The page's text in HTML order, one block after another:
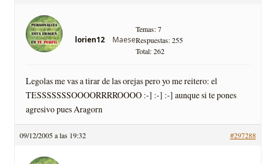
lorien12 Maese
Temas: 7
Respuestas: 255
Total: 262
Legolas me vas a tirar de las orejas pero yo me reitero: el
TESSSSSSSOOOORRRROOOO :-] :-] :-] aunque si te pones
agresivo pues Aragorn
09/12/2005 a las 19:32 #297288